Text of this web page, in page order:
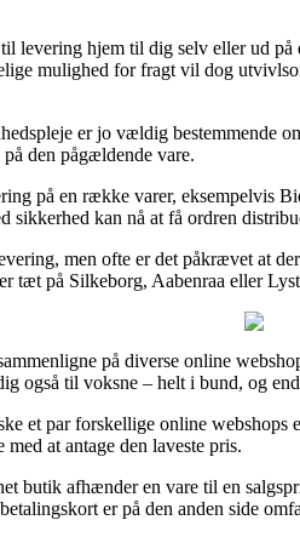
levering hjem til dig selv eller ud
mulighed for fragt vil dog
er jo vældig bestemmende
den pågældende vare.
på en række varer, eksempelvis
sikkerhed kan nå at få ordren
men ofte er det påkrævet at
tæt på Silkeborg, Aabenraa eller
på diverse online
også til voksne – helt i bund, og
et par forskellige online
at antage den laveste pris.
butik afhænder en vare til en
er på den anden side